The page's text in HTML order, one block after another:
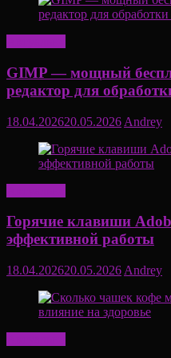
GIMP — мощный
редактор для
18.04.202620.05.2026 Andrey
Горячие клавиши
эффективной работы
18.04.202620.05.2026 Andrey